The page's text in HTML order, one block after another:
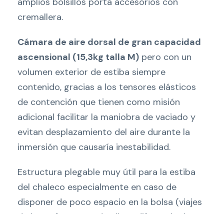
cremallera.
Cámara de aire dorsal de gran capacidad
ascensional (15,3kg talla M) pero con un
volumen exterior de estiba siempre
contenido, gracias a los tensores elásticos
de contención que tienen como misión
adicional facilitar la maniobra de vaciado y
evitan desplazamiento del aire durante la
inmersión que causaría inestabilidad.
Estructura plegable muy útil para la estiba
del chaleco especialmente en caso de
disponer de poco espacio en la bolsa (viajes